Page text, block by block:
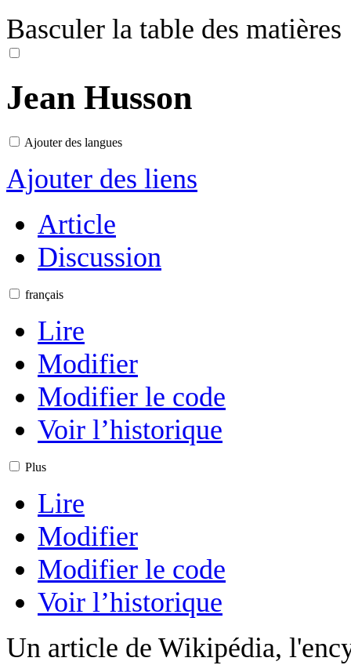
Basculer la table des matières
Jean Husson
Ajouter des langues
Ajouter des liens
Article
Discussion
français
Lire
Modifier
Modifier le code
Voir l’historique
Plus
Lire
Modifier
Modifier le code
Voir l’historique
Un article de Wikipédia,